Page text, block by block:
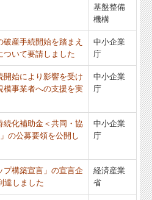
基盤整備
機構
産手続開始を踏まえ
ついて要請しました
中小企業
庁
開始により影響を受け
模事業者への支援を実
中小企業
庁
続化補助金＜共同・協
の公募要領を公開し
中小企業
庁
プ構築宣言」の宣言企
達しました
経済産業
省